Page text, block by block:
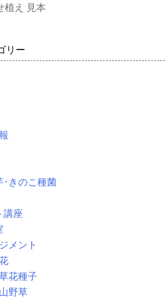
植え 見本
リー
･きのこ種菌
講座
メント
花種子
野草